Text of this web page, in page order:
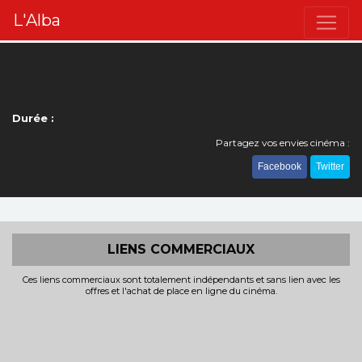
L'Alba
Durée :
Partagez vos envies cinéma :
Facebook Twitter
LIENS COMMERCIAUX
Ces liens commerciaux sont totalement indépendants et sans lien avec les
offres et l'achat de place en ligne du cinéma.